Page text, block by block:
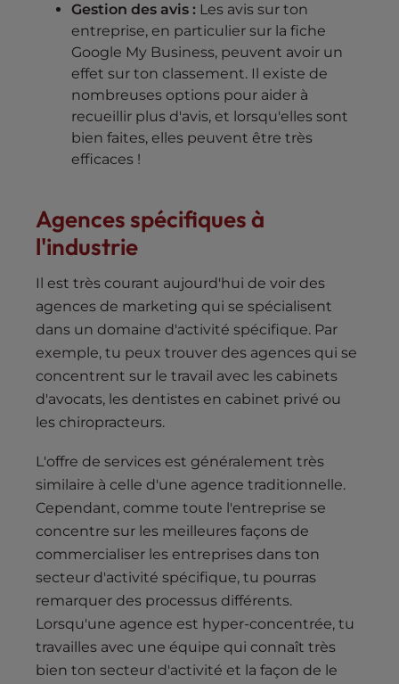
Gestion des avis : Les avis sur ton
entreprise, en particulier sur la fiche
Google My Business, peuvent avoir un
effet sur ton classement. Il existe de
nombreuses options pour aider à
recueillir plus d'avis, et lorsqu'elles sont
bien faites, elles peuvent être très
efficaces !
Agences spécifiques à
l'industrie
Il est très courant aujourd'hui de voir des
agences de marketing qui se spécialisent
dans un domaine d'activité spécifique. Par
exemple, tu peux trouver des agences qui se
concentrent sur le travail avec les cabinets
d'avocats, les dentistes en cabinet privé ou
les chiropracteurs.
L'offre de services est généralement très
similaire à celle d'une agence traditionnelle.
Cependant, comme toute l'entreprise se
concentre sur les meilleures façons de
commercialiser les entreprises dans ton
secteur d'activité spécifique, tu pourras
remarquer des processus différents.
Lorsqu'une agence est hyper-concentrée, tu
travailles avec une équipe qui connaît très
bien ton secteur d'activité et la façon de le